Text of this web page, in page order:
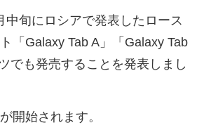
中旬にロシアで発表したロース
「Galaxy Tab A」「Galaxy Tab
でも発売することを発表しまし
開始されます。